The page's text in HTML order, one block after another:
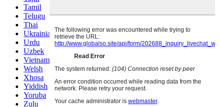
Tamil
Telugu
Thai
Ukrainian
Urdu
Uzbek
Vietnamese
Welsh
Xhosa
Yiddish
Yoruba
Zulu